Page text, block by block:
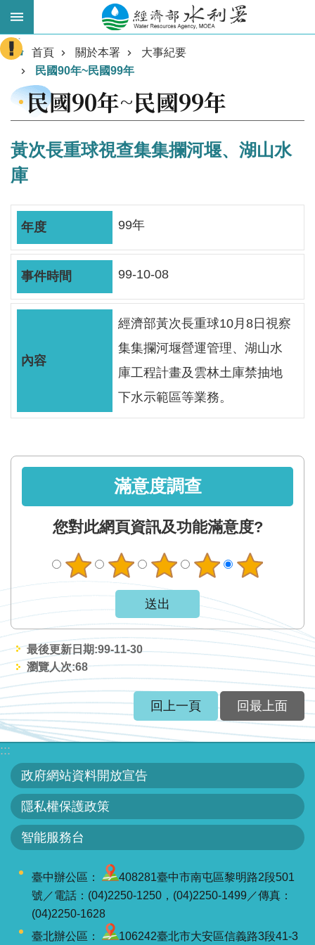
跳到主要內容區塊
進
階
搜
尋
業
務
主
新
訊
資
服
務
關
於
本
署
網
站
導
覽
意
:::
首頁 關於本署
大事紀要
民國90年~民國99年
民國90年~民國99年
黃次長重球視查集集攔河堰、湖山水
庫
99年
99-10-08
經濟部黃次長重球10月8日視察
集集攔河堰營運管理、湖山水
庫工程計畫及雲林土庫禁抽地
下水示範區等業務。
滿意度調查
您對此網頁資訊及功能滿意度?
最後更新日期:99-11-30
瀏覽人次:68
回上一頁 回最上面
:::
政府網站資料開放宣告
隱私權保護政策
智能服務台
臺中辦公區：
408281臺中市南屯區黎明路2段501
號／電話：(04)2250-1250，(04)2250-1499／傳真：
(04)2250-1628
臺北辦公區：
106242臺北市大安區信義路3段41-3